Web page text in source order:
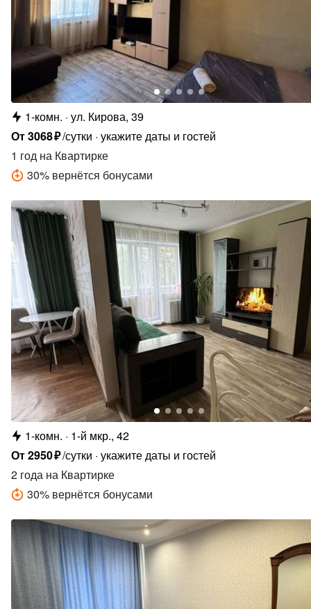
1-комн. ул. Кирова, 39
От3068₽/сутки укажите даты и гостей
1 год на Квартирке
30% вернётся бонусами
1-комн.
1-й мкр., 42
От2950₽/сутки укажите даты и гостей
2 года на Квартирке
30% вернётся бонусами